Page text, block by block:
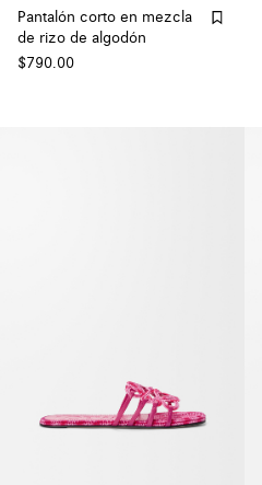
Pantalón corto en mezcla
de rizo de algodón
$790.00